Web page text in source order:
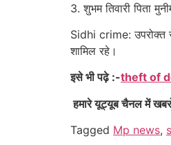
3. शुभम तिवारी पिता
Sidhi crime: उपरोक्त
शामिल रहे।
इसे भी पढ़े :-theft of
हमारे यूट्यूब चैनल में
Tagged Mp news,